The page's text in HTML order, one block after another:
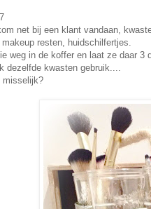
net bij een klant vandaan,
resten, huidschilfertjes.
weg in de koffer en laat ze daar 3
dezelfde kwasten gebruik....
misselijk?